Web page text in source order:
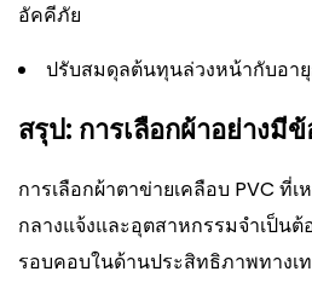
อัคคีภัย
ปรับสมดุลต้นทุนล่วงหน้ากับอา
สรุป: การเลือกผ้าอย่างมี
การเลือกผ้าตาข่ายเคลือบ PVC ที่
กลางแจ้งและอุตสาหกรรมจำเป็นต้
รอบคอบในด้านประสิทธิภาพทาง